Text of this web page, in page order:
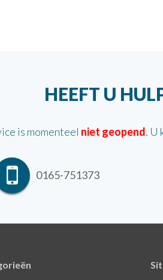
HEEFT U
is momenteel niet geopend. U
0165-751373